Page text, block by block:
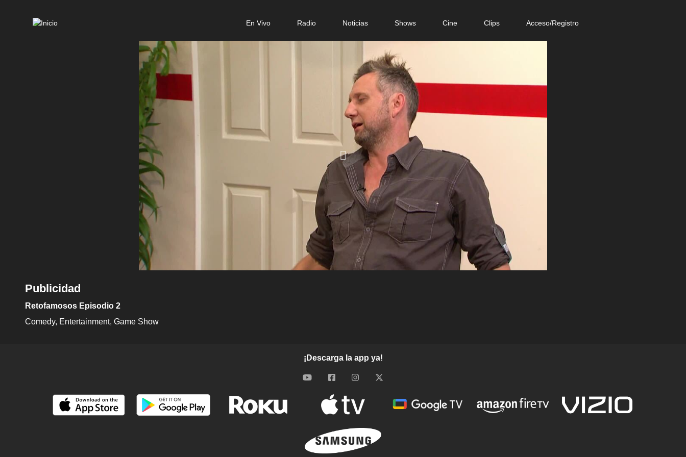
En Vivo Radio Noticias Shows Cine Clips Acceso/Registro
Publicidad
Retofamosos Episodio 2
Comedy
Entertainment Game Show
¡Descarga la app ya!